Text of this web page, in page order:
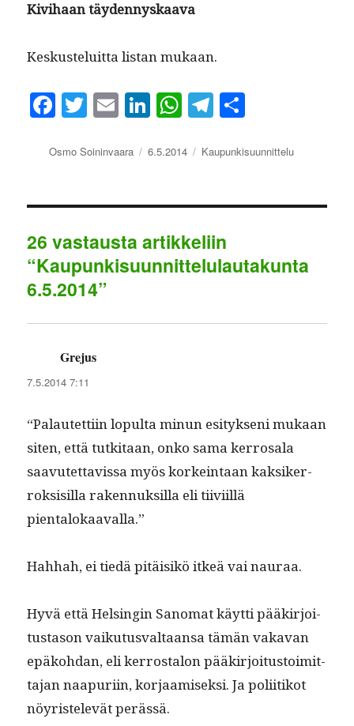
Kivi­haan täydennyskaava
Keskusteluit­ta lis­tan mukaan.
Fa
bo
T
tte
E
ail
Li
ed
W
ts
pp
Te
gr
m
re
Kirjoittaja
Osmo Soininvaara Julkaistu
6.5.2014 Kategoriat
Kaupunkisuunnittelu
26 vastausta artikkeliin
“Kaupunkisuunnittelulautakunta
6.5.2014”
Grejus
7.5.2014 7:11
“Palautet­ti­in lop­ul­ta min­un esi­tyk­seni mukaan
siten, että tutk­i­taan, onko sama ker­rosala
saavutet­tavis­sa myös korkein­taan kak­sik­er­
roksisil­la raken­nuk­sil­la eli tiivi­il­lä
pientalokaavalla.”
Hah­hah, ei tiedä pitäisikö itkeä vai nauraa.
Hyvä että Helsin­gin Sanomat käyt­ti pääkir­joi­
tus­ta­son vaiku­tus­val­taansa tämän vaka­van
epäko­hdan, eli ker­rostalon pääkir­joi­tus­toimit­
ta­jan naa­puri­in, kor­jaamisek­si. Ja poli­itikot
nöyris­televät perässä.